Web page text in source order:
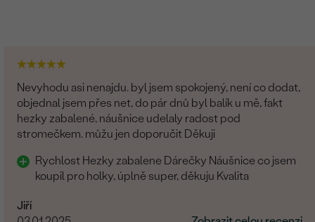
Nevyhodu asi nenajdu. byl jsem spokojený, není co dodat,
objednal jsem přes net, do pár dnů byl balík u mě, fakt
hezky zabalené, náušnice udelaly radost pod
stromečkem. můžu jen doporučit Děkuji
Rychlost Hezky zabalene Dárečky Náušnice co jsem
koupil pro holky, úplně super, děkuju Kvalita
Jiří